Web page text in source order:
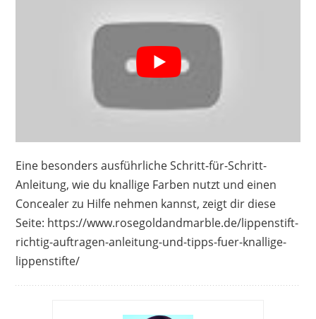
Eine besonders ausführliche Schritt-für-Schritt-
Anleitung, wie du knallige Farben nutzt und einen
Concealer zu Hilfe nehmen kannst, zeigt dir diese
Seite: https://www.rosegoldandmarble.de/lippenstift-
richtig-auftragen-anleitung-und-tipps-fuer-knallige-
lippenstifte/